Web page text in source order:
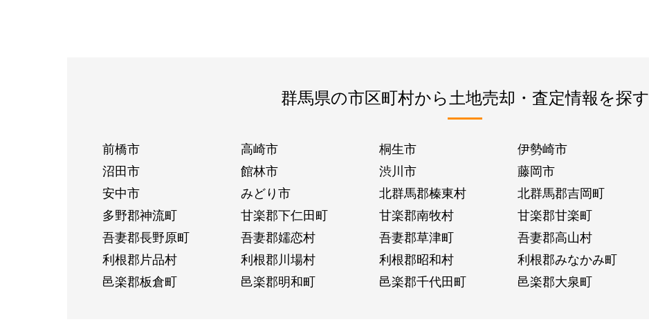
群馬県の市区町村から土地売却・査定情報を探す
前橋市 高崎市 桐生市 伊勢崎市
沼田市
館林市 渋川市 藤岡市
安中市
みどり市 北群馬郡榛東村 北群馬郡吉岡町
多野郡神流町
甘楽郡下仁田町 甘楽郡南牧村 甘楽郡甘楽町
吾妻郡長野原町
吾妻郡嬬恋村 吾妻郡草津町 吾妻郡高山村
利根郡片品村
利根郡川場村 利根郡昭和村 利根郡みなかみ町
邑楽郡板倉町
邑楽郡明和町 邑楽郡千代田町 邑楽郡大泉町